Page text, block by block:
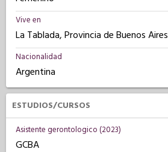
Vive en
La Tablada, Provincia de Buenos Aires
Nacionalidad
Argentina
ESTUDIOS/CURSOS
Asistente gerontologico (2023)
GCBA